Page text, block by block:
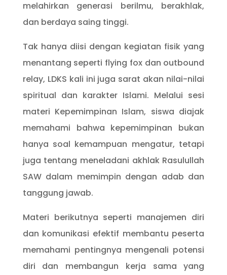
melahirkan generasi berilmu, berakhlak,
dan berdaya saing tinggi.
Tak hanya diisi dengan kegiatan fisik yang
menantang seperti flying fox dan outbound
relay, LDKS kali ini juga sarat akan nilai-nilai
spiritual dan karakter Islami. Melalui sesi
materi Kepemimpinan Islam, siswa diajak
memahami bahwa kepemimpinan bukan
hanya soal kemampuan mengatur, tetapi
juga tentang meneladani akhlak Rasulullah
SAW dalam memimpin dengan adab dan
tanggung jawab.
Materi berikutnya seperti manajemen diri
dan komunikasi efektif membantu peserta
memahami pentingnya mengenali potensi
diri dan membangun kerja sama yang